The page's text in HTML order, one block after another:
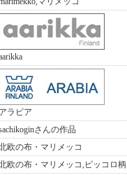
アラビア
さんの作品
欧の布・マリメッコ
欧の布・マリメッコ,ピッコロ柄